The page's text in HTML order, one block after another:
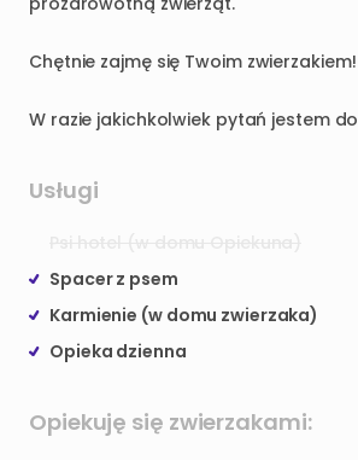
Chętnie zajmę się Twoim zwierzakiem!
W razie jakichkolwiek pytań jestem do
Usługi
Spacer z psem
Karmienie (w domu zwierzaka)
Opieka dzienna
Opiekuję się zwierzakami: